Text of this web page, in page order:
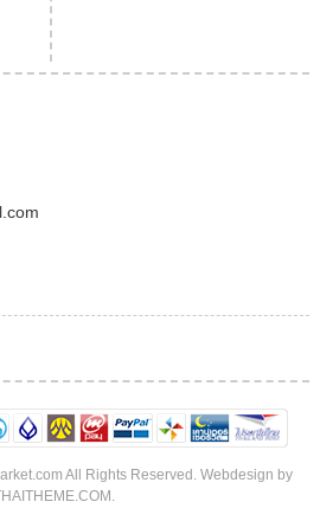
All Rights Reserved. Webdesign by